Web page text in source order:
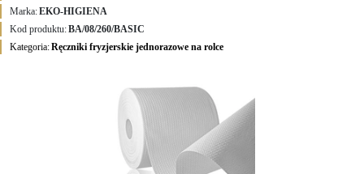
Marka:EKO-HIGIENA
Kod produktu:BA/08/260/BASIC
Kategoria:Ręczniki fryzjerskie jednorazowe na rolce